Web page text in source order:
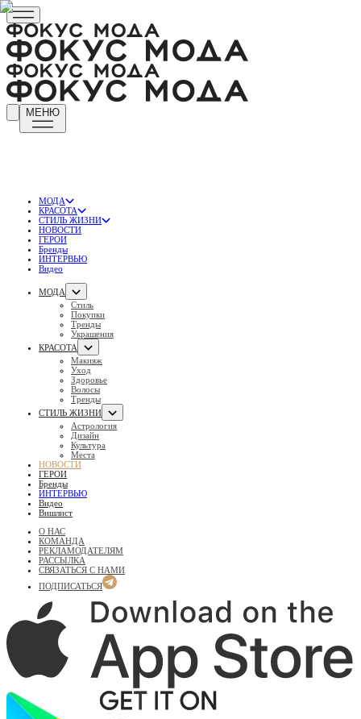
МЕНЮ
МОДА
КРАСОТА
СТИЛЬ ЖИЗНИ
НОВОСТИ
ГЕРОИ
Бренды
ИНТЕРВЬЮ
Видео
МОДА
Стиль
Покупки
Тренды
Украшения
КРАСОТА
Макияж
Уход
Здоровье
Волосы
Тренды
СТИЛЬ ЖИЗНИ
Астрология
Дизайн
Культура
Места
НОВОСТИ
ГЕРОИ
Бренды
ИНТЕРВЬЮ
Видео
Вишлист
О НАС
КОМАНДА
РЕКЛАМОДАТЕЛЯМ
РАССЫЛКА
СВЯЗАТЬСЯ С НАМИ
ПОДПИСАТЬСЯ